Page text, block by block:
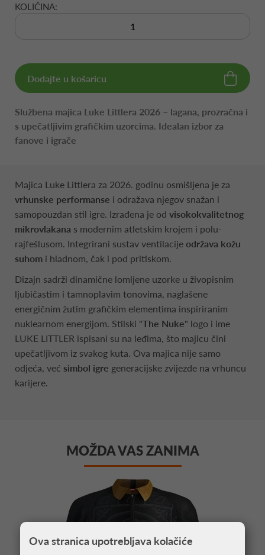
KOLIČINA:
Dodajte u košaricu
Službena majica Luke Littlera 2026 – lagana, prozračna i
s upečatljivim grafičkim uzorcima. Idealan izbor za
fanove i igrače
Majica Luke Littlera za 2026. godinu osmišljena je za
vrhunske performanse i odražava njegov snažan i
samopouzdan stil igre. Izrađena je od visokokvalitetnog
mikrovlakana s modernim atletskim krojem i polu-
rajfešlusom. Integrirani sustav ventilacije održava kožu
suhom i hladnom, čak i pod pritiskom.
Dizajn sadrži dinamične lomljene uzorke u živopisnim
ljubičastim i tamnoplavim tonovima, naglašene
energičnim žutim grafičkim elementima inspiriranim
nuklearnom energijom. Stilski "The Nuke" logo i ime
LUKE LITTLER ispisani su na leđima, što majicu čini
upečatljivom iz svakog kuta. Ova majica nije samo
odjeća, već simbol igre generacijske zvijezde na vrhuncu
karijere.
MOŽDA VAS ZANIMA
Ova stranica upotrebljava kolačiće